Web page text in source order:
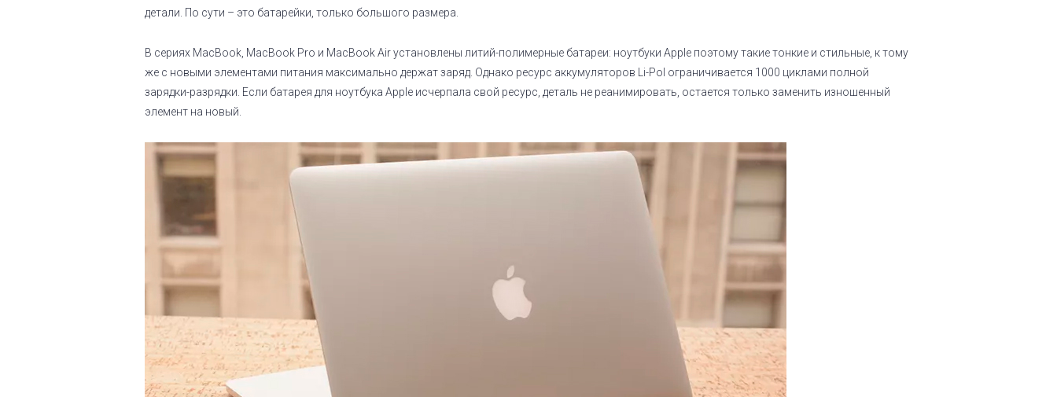
детали. По сути – это батарейки, только большого размера.
В сериях MacBook, MacBook Pro и MacBook Air установлены литий-полимерные батареи: ноутбуки Apple поэтому такие тонкие и стильные, к тому
же с новыми элементами питания максимально держат заряд. Однако ресурс аккумуляторов Li-Pol ограничивается 1000 циклами полной
зарядки-разрядки. Если батарея для ноутбука Apple исчерпала свой ресурс, деталь не реанимировать, остается только заменить изношенный
элемент на новый.